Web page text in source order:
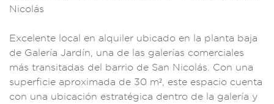
Nicolás
Exce lente local en a lquiler ubicado en la planta baja
de Galería Jardín, una de las galerías comerciales
más transitadas del barrio de San Nicolás. Con una
superficie aproximada de 30 m², este espacio cuenta
con una ubicación estratégica dentro de la galería y